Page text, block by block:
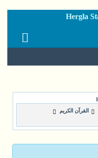
القرآن الكريم